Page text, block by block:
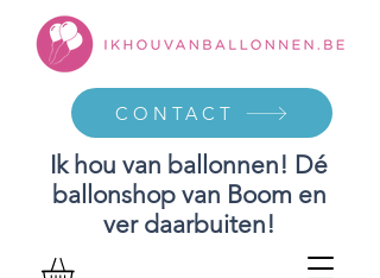
Ik hou van ballonnen! Dé
ballonshop van Boom en
ver daarbuiten!
CONTACT